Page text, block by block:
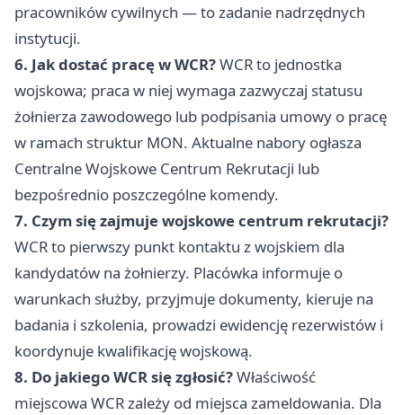
pracowników cywilnych — to zadanie nadrzędnych
instytucji.
6. Jak dostać pracę w WCR?WCR to jednostka
wojskowa; praca w niej wymaga zazwyczaj statusu
żołnierza zawodowego lub podpisania umowy o pracę
w ramach struktur MON. Aktualne nabory ogłasza
Centralne Wojskowe Centrum Rekrutacji lub
bezpośrednio poszczególne komendy.
7. Czym się zajmuje wojskowe centrum rekrutacji?
WCR to pierwszy punkt kontaktu z wojskiem dla
kandydatów na żołnierzy. Placówka informuje o
warunkach służby, przyjmuje dokumenty, kieruje na
badania i szkolenia, prowadzi ewidencję rezerwistów i
koordynuje kwalifikację wojskową.
8. Do jakiego WCR się zgłosić?Właściwość
miejscowa WCR zależy od miejsca zameldowania. Dla